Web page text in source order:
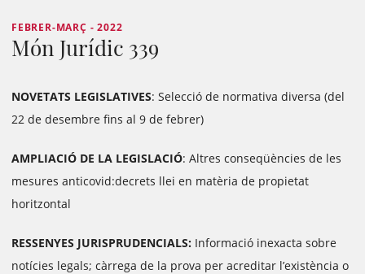
FEBRER-MARÇ - 2022
Món Jurídic 339
NOVETATS LEGISLATIVES: Selecció de normativa diversa (del
22 de desembre fins al 9 de febrer)
AMPLIACIÓ DE LA LEGISLACIÓ: Altres conseqüències de les
mesures anticovid:decrets llei en matèria de propietat
horitzontal
RESSENYES JURISPRUDENCIALS: Informació inexacta sobre
notícies legals; càrrega de la prova per acreditar l’existència o